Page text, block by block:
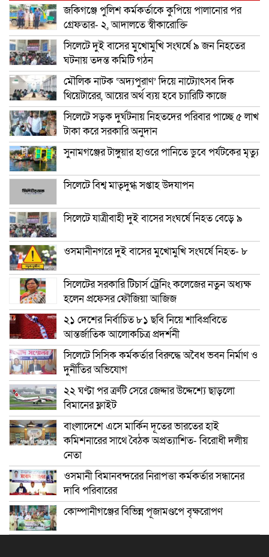
জকিগঞ্জে পুলিশ কর্মকর্তাকে কুপিয়ে পালানোর পর
গ্রেফতার- ২, আদালতে স্বীকারোক্তি
সিলেটে দুই বাসের মুখোমুখি সংঘর্ষে ৯ জন নিহতের
ঘটনায় তদন্ত কমিটি গঠন
মৌলিক নাটক ‘অদ্যপুরাণ’ দিয়ে নাট্যোৎসব দিক
থিয়েটারের, আয়ের অর্থ ব্যয় হবে চ্যারিটি কাজে
সিলেটে সড়ক দুর্ঘটনায় নিহতদের পরিবার পাচ্ছে ৫ লাখ
টাকা করে সরকারি অনুদান
সুনামগঞ্জের টাঙ্গুয়ার হাওরে পানিতে ডুবে পর্যটকের মৃত্যু
সিলেটে বিশ্ব মাতৃদুগ্ধ সপ্তাহ উদযাপন
সিলেটে যাত্রীবাহী দুই বাসের সংঘর্ষে নিহত বেড়ে ৯
ওসমানীনগরে দুই বাসের মুখোমুখি সংঘর্ষে নিহত- ৮
সিলেটের সরকারি টিচার্স ট্রেনিং কলেজের নতুন অধ্যক্ষ
হলেন প্রফেসর ফৌজিয়া আজিজ
২১ দেশের নির্বাচিত ৮১ ছবি নিয়ে শাবিপ্রবিতে
আন্তর্জাতিক আলোকচিত্র প্রদর্শনী
সিলেটে সিসিক কর্মকর্তার বিরুদ্ধে অবৈধ ভবন নির্মাণ ও
দুর্নীতির অভিযোগ
২২ ঘণ্টা পর ত্রুটি সেরে জেদ্দার উদ্দেশ্যে ছাড়লো
বিমানের ফ্লাইট
বাংলাদেশে এসে মার্কিন দূতের ভারতের হাই
কমিশনারের সাথে বৈঠক অপ্রত্যাশিত- বিরোধী দলীয়
নেতা
ওসমানী বিমানবন্দরের নিরাপত্তা কর্মকর্তার সন্ধানের
দাবি পরিবারের
কোম্পানীগঞ্জের বিভিন্ন পূজামণ্ডপে বৃক্ষরোপণ